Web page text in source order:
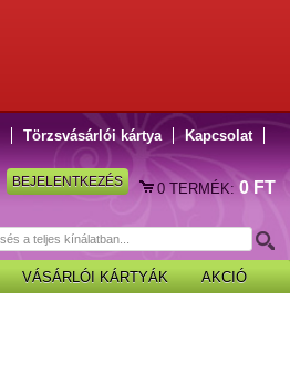
Törzsvásárlói kártya Kapcsolat
0TERMÉK: 0 FT
BEJELENTKEZÉS
VÁSÁRLÓI KÁRTYÁK AKCIÓ